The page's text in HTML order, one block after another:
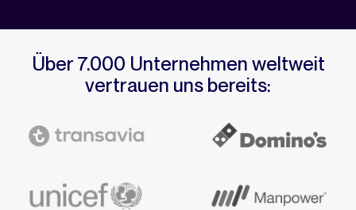
Über 7.000 Unternehmen weltweit
vertrauen uns bereits: